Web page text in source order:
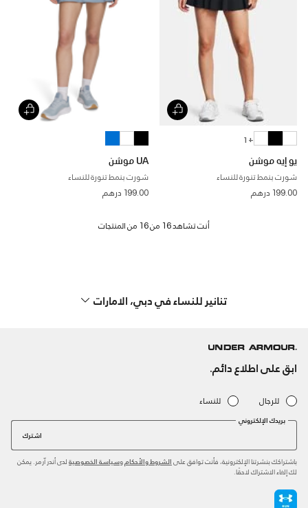
+ 1
يو إيه موشن
شورت بنمط تنورة للنساء
199.00 درهم
UA موشن
شورت بنمط تنورة للنساء
199.00 درهم
تنانير للنساء في دبي، الامارات
ابق على اطلاع دائم.
للرجال للنساء
بريدك الإلكتروني
اشترك
باشتراكك بنشرتنا الإلكترونية، فأنت توافق على الشروط والأحكام وسياسة الخصوصية لدى أندر آرمر. يمكن
لك إلغاء الاشتراك لاحقًا.